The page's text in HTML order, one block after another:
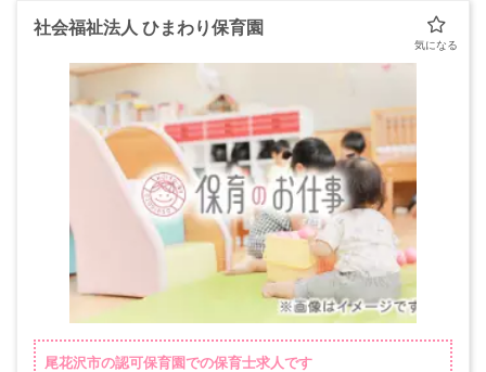
社会福祉法人 ひまわり保育園
尾花沢市の認可保育園での保育士求人です